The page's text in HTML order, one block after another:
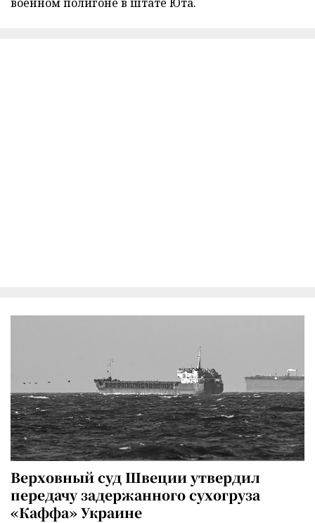
Верховный суд Швеции утвердил
передачу задержанного сухогруза
«Каффа» Украине